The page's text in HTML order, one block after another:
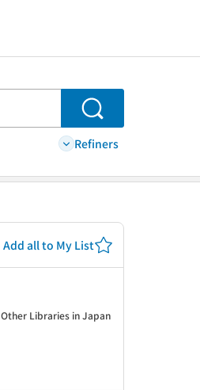
Search
Refiners
Add all to My List
Other Libraries in Japan